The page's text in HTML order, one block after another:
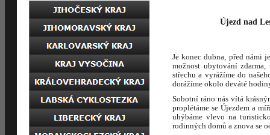
Újezd nad
Je konec dubna, před námi
možnost ubytování
střechu a vyrážíme do
dorážíme okolo deváté
Sobotní ráno nás vítá
proplétáme se Újezdem a
uhýbáme vlevo na
rodinných domů a znova se